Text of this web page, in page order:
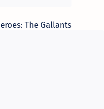
The Gallants